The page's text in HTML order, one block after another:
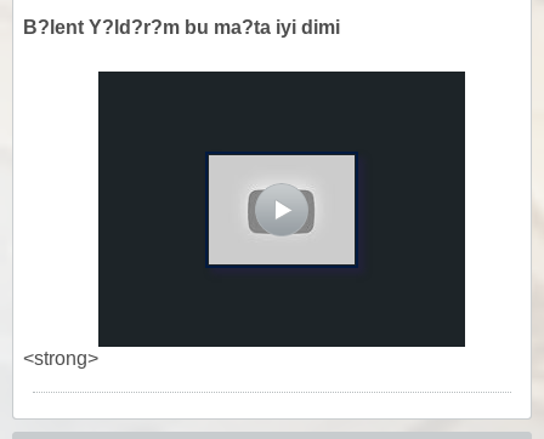
B?lent Y?ld?r?m bu ma?ta iyi dimi
<strong>